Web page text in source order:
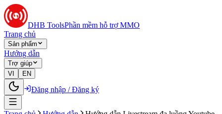
DHB ToolsPhần mềm hỗ trợ MMO
Trang chủ
Sản phẩm
Hướng dẫn
Trợ giúp
VI
EN
Đăng nhập / Đăng ký